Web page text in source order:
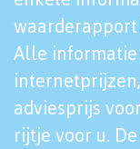
Alle
adviesprijs
rijtje voor u.